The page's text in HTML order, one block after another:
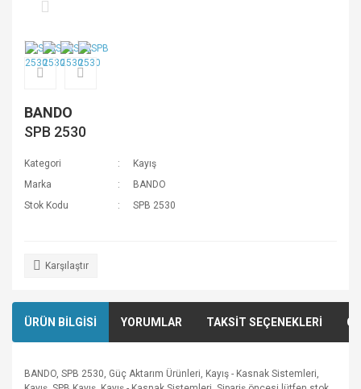
BANDO
SPB 2530
Kategori
Kayış
Marka
BANDO
Stok Kodu
SPB 2530
Karşılaştır
ÜRÜN BİLGİSİ YORUMLAR TAKSİT SEÇENEKLERİ
BANDO, SPB 2530, Güç Aktarım Ürünleri, Kayış - Kasnak Sistemleri,